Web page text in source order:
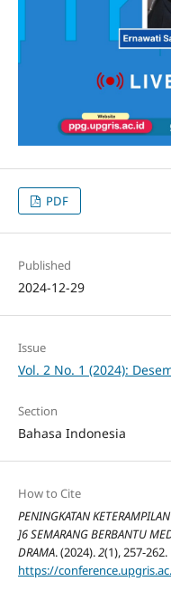
PDF
Published
2024-12-29
Issue
Vol. 2 No. 1 (2024):
Section
Bahasa Indonesia
How to Cite
PENINGKATAN
]6 SEMARANG BERBANTU
DRAMA. (2024).2(1), 257-262.
https://